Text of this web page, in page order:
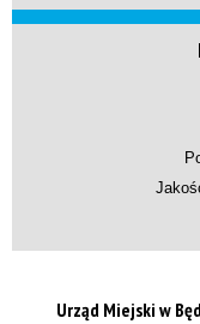
Urząd Miejski w